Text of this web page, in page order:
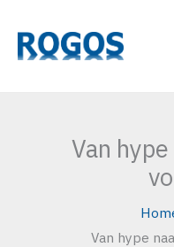
naar
Van
Van hype